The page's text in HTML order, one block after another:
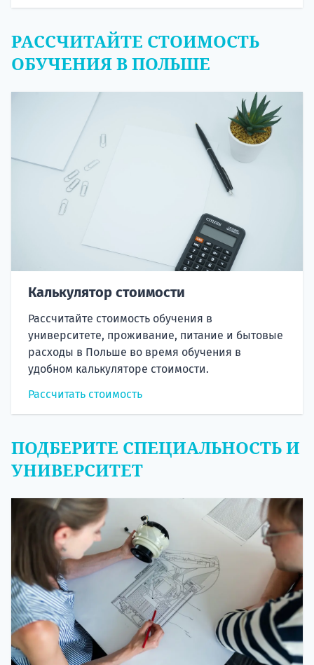
РАССЧИТАЙТЕ СТОИМОСТЬ
ОБУЧЕНИЯ В ПОЛЬШЕ
Калькулятор стоимости
Рассчитайте стоимость обучения в
университете, проживание, питание и бытовые
расходы в Польше во время обучения в
удобном калькуляторе стоимости.
Рассчитать стоимость
ПОДБЕРИТЕ СПЕЦИАЛЬНОСТЬ И
УНИВЕРСИТЕТ